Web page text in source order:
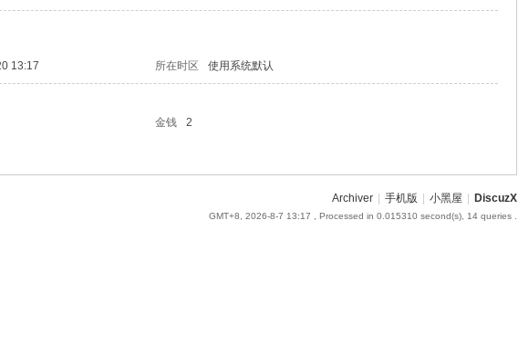
13:17 所在时区 使用系统默认
金钱
2
Archiver 手机版 小黑屋 DiscuzX
GMT+8, 2026-8-7 13:17 , Processed in 0.015310 second(s), 14 queries .